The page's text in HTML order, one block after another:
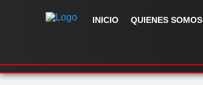
INICIO QUIENES SOMOS